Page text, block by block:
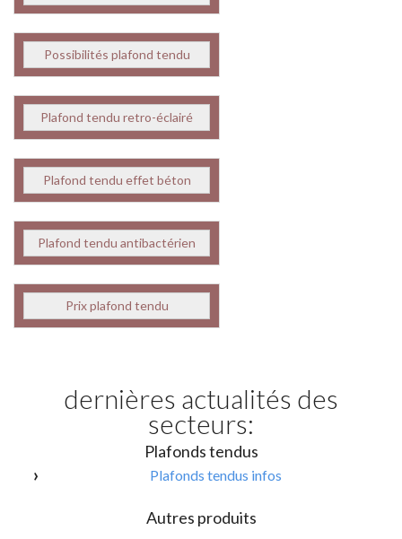
Possibilités plafond tendu
Plafond tendu retro-éclairé
Plafond tendu effet béton
Plafond tendu antibactérien
Prix plafond tendu
dernières actualités des
secteurs:
Plafonds tendus
Plafonds tendus infos
Autres produits